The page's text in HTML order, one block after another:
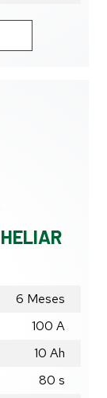
6 Meses
100 A
10 Ah
80 s